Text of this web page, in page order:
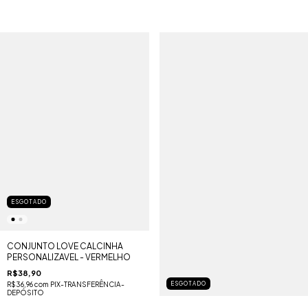
ESGOTADO
CONJUNTO LOVE CALCINHA
PERSONALIZAVEL - VERMELHO
R$38,90
R$36,96com PIX-TRANSFERÊNCIA-
DEPÓSITO
ESGOTADO